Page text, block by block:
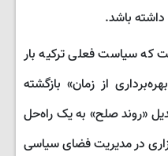
باشد.
که سیاست فعلی ترکیه بار
از زمان» بازگشته
«روند صلح» به یک راه‌حل
در مدیریت فضای سیاسی